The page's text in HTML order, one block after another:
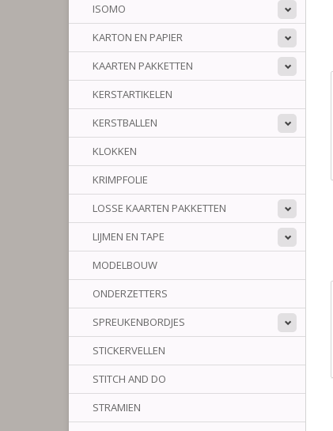
ISOMO
KARTON EN PAPIER
KAARTEN PAKKETTEN
KERSTARTIKELEN
KERSTBALLEN
KLOKKEN
KRIMPFOLIE
LOSSE KAARTEN PAKKETTEN
LIJMEN EN TAPE
MODELBOUW
ONDERZETTERS
SPREUKENBORDJES
STICKERVELLEN
STITCH AND DO
STRAMIEN